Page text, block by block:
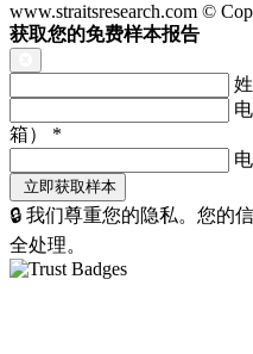
www.straitsresearch.com ©
获取您的免费样本报告
箱） *
🔒 我们尊重您的隐私。您的
全处理。